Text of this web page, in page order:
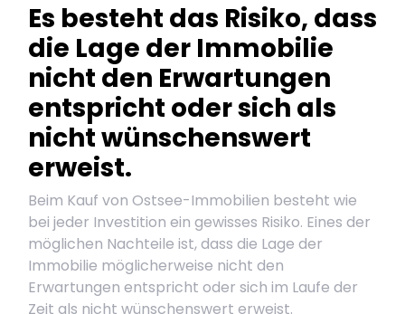
Es besteht das Risiko, dass
die Lage der Immobilie
nicht den Erwartungen
entspricht oder sich als
nicht wünschenswert
erweist.
Beim Kauf von Ostsee-Immobilien besteht wie
bei jeder Investition ein gewisses Risiko. Eines der
möglichen Nachteile ist, dass die Lage der
Immobilie möglicherweise nicht den
Erwartungen entspricht oder sich im Laufe der
Zeit als nicht wünschenswert erweist.